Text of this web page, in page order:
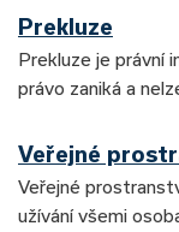
Prekluze
Prekluze je právní
právo zaniká a
Veřejné
Veřejné
užívání všemi